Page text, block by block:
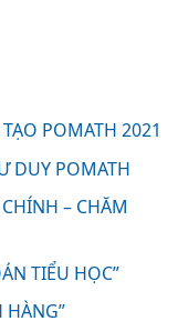
POMATH 2021
DUY POMATH
– CHĂM
TIỂU HỌC”
HÀNG”